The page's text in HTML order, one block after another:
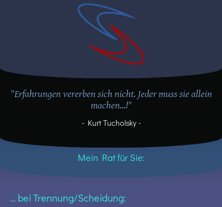
"Erfahrungen vererben sich nicht. Jeder muss sie allein
machen...!"
- Kurt Tucholsky -
Mein Rat für Sie:
... bei Trennung/Scheidung: